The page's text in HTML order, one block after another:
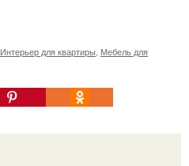
Интерьер для квартиры Мебель для